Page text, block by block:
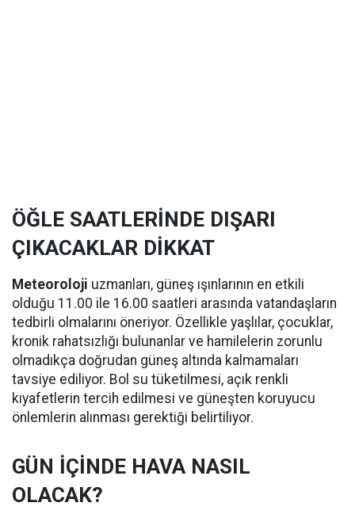
ÖĞLE SAATLERİNDE DIŞARI
ÇIKACAKLAR DİKKAT
Meteoroloji uzmanları, güneş ışınlarının en etkili
olduğu 11.00 ile 16.00 saatleri arasında vatandaşların
tedbirli olmalarını öneriyor. Özellikle yaşlılar, çocuklar,
kronik rahatsızlığı bulunanlar ve hamilelerin zorunlu
olmadıkça doğrudan güneş altında kalmamaları
tavsiye ediliyor. Bol su tüketilmesi, açık renkli
kıyafetlerin tercih edilmesi ve güneşten koruyucu
önlemlerin alınması gerektiği belirtiliyor.
GÜN İÇİNDE HAVA NASIL
OLACAK?